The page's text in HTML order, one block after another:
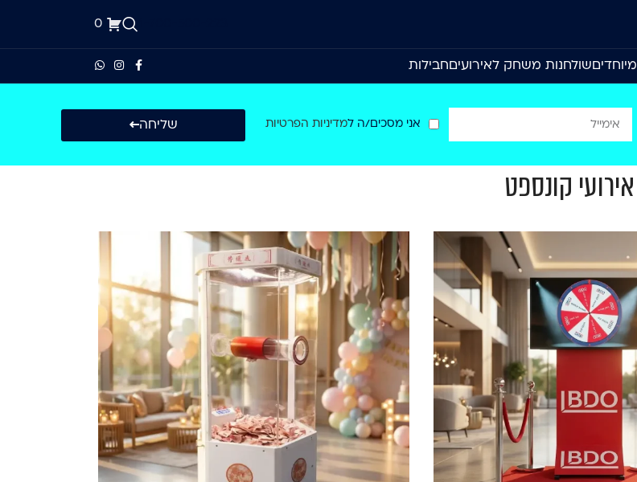
0
מיוחדיםשולחנות משחק לאירועיםחבילות
אני מסכים/ה למדיניות הפרטיות שליחה
אירועי קונספט